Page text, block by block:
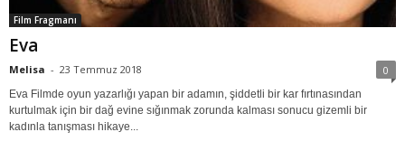
Film Fragmanı
Eva
Melisa - 23 Temmuz 2018 0
Eva Filmde oyun yazarlığı yapan bir adamın, şiddetli bir kar fırtınasından
kurtulmak için bir dağ evine sığınmak zorunda kalması sonucu gizemli bir
kadınla tanışması hikaye...